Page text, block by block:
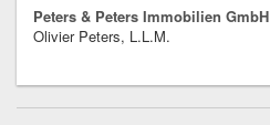
Peters & Peters Immobilien GmbH
Olivier Peters, L.L.M.